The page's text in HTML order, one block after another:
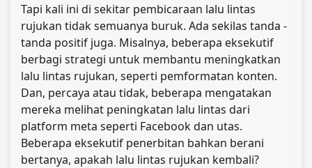
Tapi kali ini di sekitar pembicaraan lalu lintas
rujukan tidak semuanya buruk. Ada sekilas tanda -
tanda positif juga. Misalnya, beberapa eksekutif
berbagi strategi untuk membantu meningkatkan
lalu lintas rujukan, seperti pemformatan konten.
Dan, percaya atau tidak, beberapa mengatakan
mereka melihat peningkatan lalu lintas dari
platform meta seperti Facebook dan utas.
Beberapa eksekutif penerbitan bahkan berani
bertanya, apakah lalu lintas rujukan kembali?